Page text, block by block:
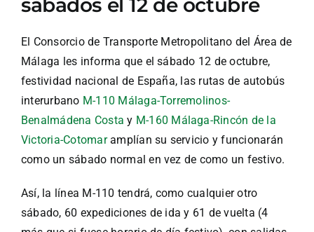
sábados el 12 de octubre
El Consorcio de Transporte Metropolitano del Área de
Málaga les informa que el sábado 12 de octubre,
festividad nacional de España, las rutas de autobús
interurbano M-110 Málaga-Torremolinos-
Benalmádena Costa y M-160 Málaga-Rincón de la
Victoria-Cotomaramplían su servicio y funcionarán
como un sábado normal en vez de como un festivo.
Así, la línea M-110 tendrá, como cualquier otro
sábado, 60 expediciones de ida y 61 de vuelta (4